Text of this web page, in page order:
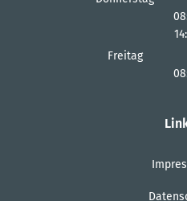
Freitag